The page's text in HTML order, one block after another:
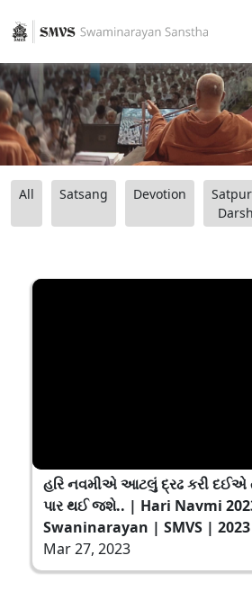
All Satsang Devotion
હરિ નવમીએ આટલું દ્રઢ કરી દઈએ
પાર થઈ જશે.. | Hari Navmi
Swaninarayan | SMVS | 2023
Mar 27, 2023